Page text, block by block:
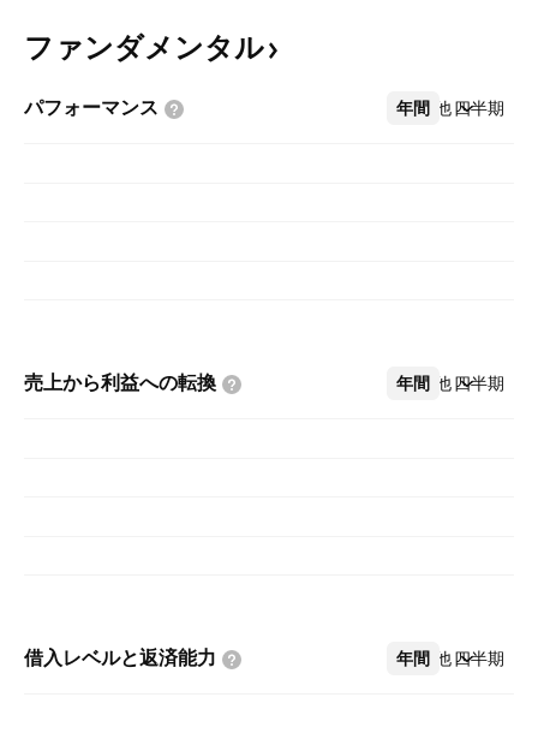
ファンダメンタル
パフォーマンス 年間 四半期
その他
売上から利益への転換 年間 四半期
その他
借入レベルと返済能力 年間 四半期
その他